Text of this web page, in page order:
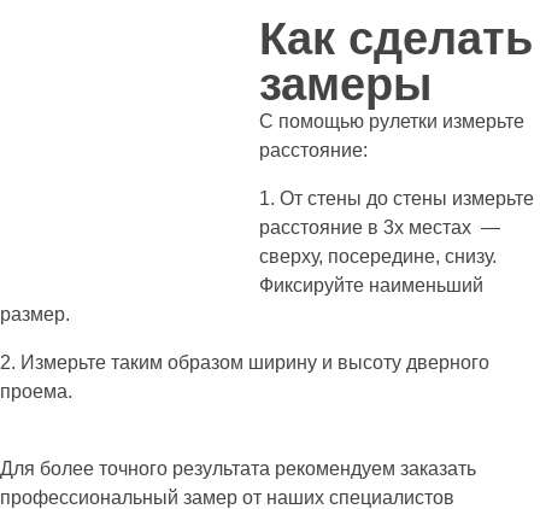
Как сделать
замеры
С помощью рулетки измерьте
расстояние:
1. От стены до стены измерьте
расстояние в 3х местах —
сверху, посередине, снизу.
Фиксируйте наименьший
размер.
2. Измерьте таким образом ширину и высоту дверного
проема.
Для более точного результата рекомендуем заказать
профессиональный замер от наших специалистов